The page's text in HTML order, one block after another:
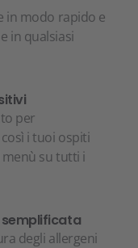
in modo rapido e
in qualsiasi
per
i tuoi ospiti
su tutti i
degli allergeni